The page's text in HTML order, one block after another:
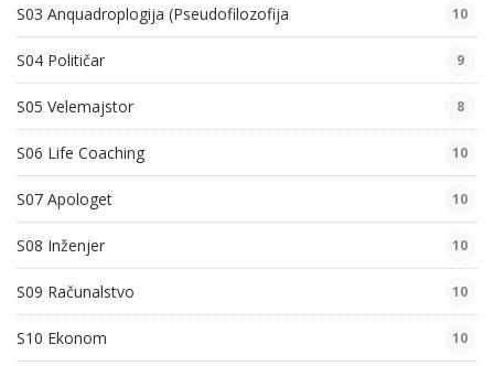
S03 Anquadroplogija (Pseudofilozofija 10
S04 Političar 9
S05 Velemajstor 8
S06 Life Coaching 10
S07 Apologet 10
S08 Inženjer 10
S09 Računalstvo 10
S10 Ekonom 10